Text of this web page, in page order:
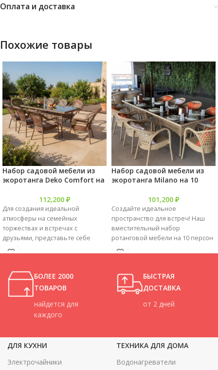
Оплата и доставка
Похожие товары
Набор садовой мебели из
экоротанга Deko Comfort на
112,200 ₽
Для создания идеальной
атмосферы на семейных
торжествах и встречах с
друзьями, представьте себе
просторный комплект садовой
рассчитанный на 10 персон,
гармонично объединяет
в себе актуальный дизайн,
практичность использования и
превосходную
явлениям. Он послужит
эффектным дополнением
садовому участку или даже станет
Набор садовой мебели из
экоротанга Milano на 10
101,200 ₽
Создайте идеальное
пространство для встреч! Наш
вместительный набор
ротанговой мебели на 10 персон
– это залог незабываемых
Прямоугольный стол станет
сердцем ваших семейных
торжеств и летних вечеринок, а
искусственный ротанг добавит
БОЛЕЕ 2000
ТОВАРОВ
найдется для
каждого
БЫСТРАЯ
ДОСТАВКА
от 2 дней
ДЛЯ КУХНИ
Электрочайники
ТЕХНИКА ДЛЯ ДОМА
Водонагреватели